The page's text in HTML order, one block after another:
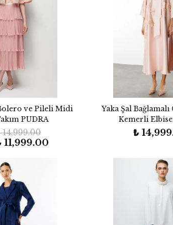
ve Pileli Midi
PUDRA
14,999.00
11,999.00
Yaka Şal Bağlamalı
Kemerli
₺